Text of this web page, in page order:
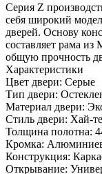
Серия Z
себя широкий
дверей. Основу
составляет рама
общую прочность
Характеристики
Цвет двери: Серые
Тип двери:
Материал двери:
Стиль двери: Хай-
Толщина полотна:
Кромка:
Конструкция:
Открывание: